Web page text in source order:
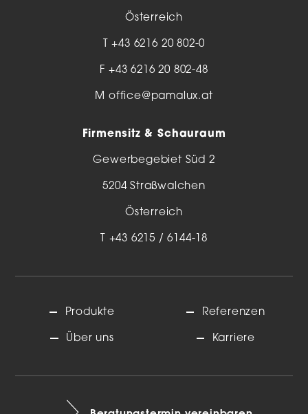
Österreich
T+43 6216 20 802-0
F +43 6216 20 802-48
M office@pamalux.at
Firmensitz & Schauraum
Gewerbegebiet Süd 2
5204 Straßwalchen
Österreich
+43 6215 / 6144-18
Produkte
Über uns
Referenzen
Karriere